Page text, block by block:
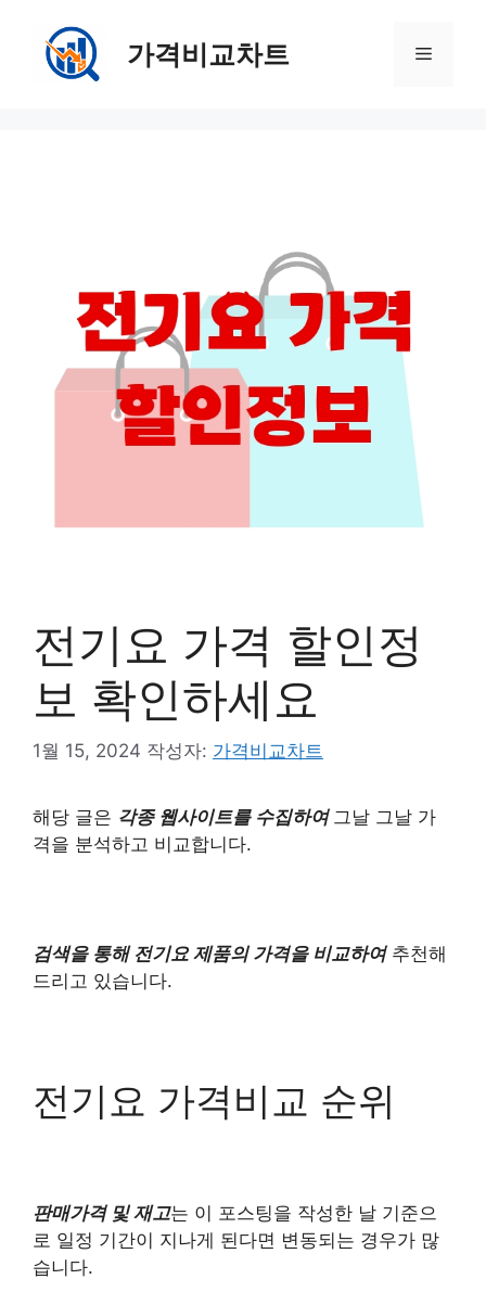
가격비교차트 메
전기요 가격 할인정
보 확인하세요
1월 15, 2024 작성자: 가격비교차트
해당 글은 각종 웹사이트를 수집하여 그날 그날 가
격을 분석하고 비교합니다.
검색을 통해 전기요 제품의 가격을 비교하여추천해
드리고 있습니다.
전기요 가격비교 순위
판매가격 및 재고는 이 포스팅을 작성한 날 기준으
로 일정 기간이 지나게 된다면 변동되는 경우가 많
습니다.